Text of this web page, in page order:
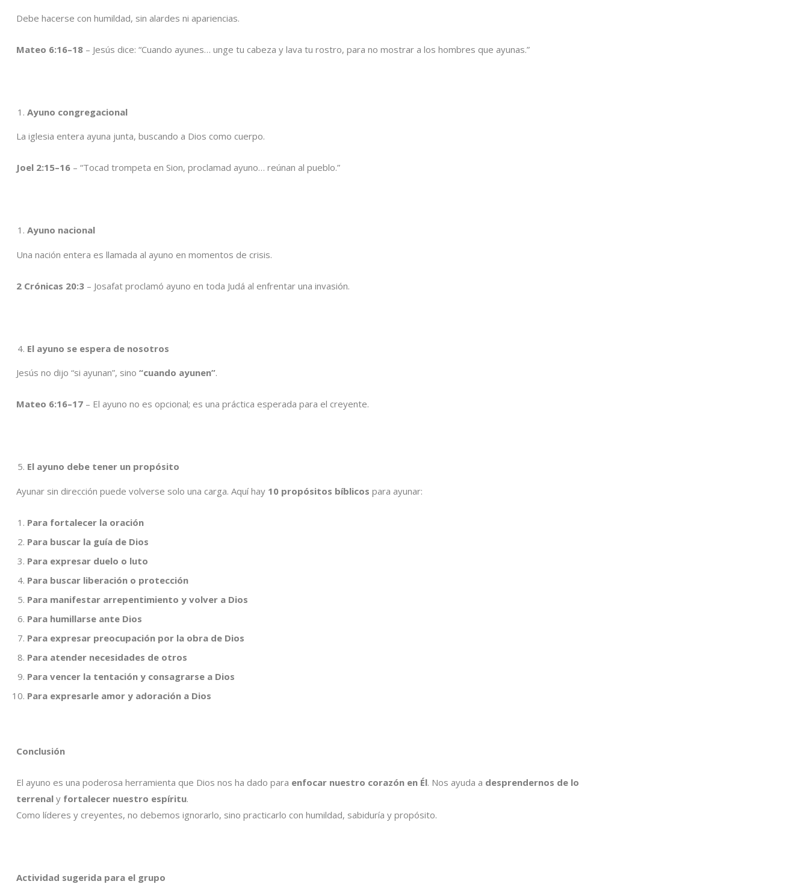
Debe hacerse con humildad, sin alardes ni apariencias.
Mateo 6:16–18 – Jesús dice: “Cuando ayunes… unge tu cabeza y lava tu rostro, para no mostrar a los hombres que ayunas.”
Ayuno congregacional
La iglesia entera ayuna junta, buscando a Dios como cuerpo.
Joel 2:15–16 – “Tocad trompeta en Sion, proclamad ayuno… reúnan al pueblo.”
Ayuno nacional
Una nación entera es llamada al ayuno en momentos de crisis.
2 Crónicas 20:3 – Josafat proclamó ayuno en toda Judá al enfrentar una invasión.
El ayuno se espera de nosotros
Jesús no dijo “si ayunan”, sino “cuando ayunen”.
Mateo 6:16–17 – El ayuno no es opcional; es una práctica esperada para el creyente.
El ayuno debe tener un propósito
Ayunar sin dirección puede volverse solo una carga. Aquí hay 10 propósitos bíblicos para ayunar:
Para fortalecer la oración
Para buscar la guía de Dios
Para expresar duelo o luto
Para buscar liberación o protección
Para manifestar arrepentimiento y volver a Dios
Para humillarse ante Dios
Para expresar preocupación por la obra de Dios
Para atender necesidades de otros
Para vencer la tentación y consagrarse a Dios
Para expresarle amor y adoración a Dios
Conclusión
El ayuno es una poderosa herramienta que Dios nos ha dado para enfocar nuestro corazón en Él. Nos ayuda a desprendernos de lo
terrenal y fortalecer nuestro espíritu.
Como líderes y creyentes, no debemos ignorarlo, sino practicarlo con humildad, sabiduría y propósito.
Actividad sugerida para el grupo